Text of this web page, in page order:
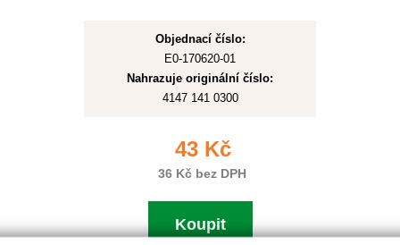
Objednací číslo:
E0-170620-01
Nahrazuje originální číslo:
4147 141 0300
43 Kč
36 Kč bez DPH
Koupit